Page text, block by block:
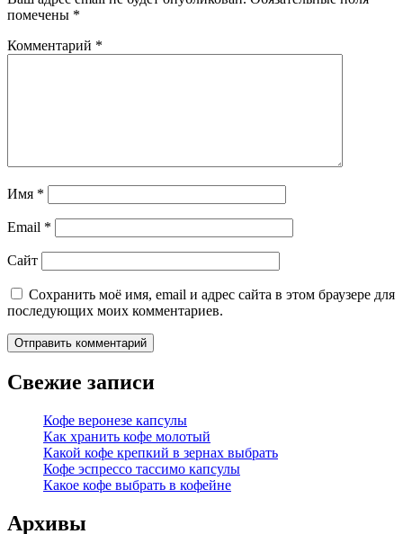
помечены *
Комментарий *
Имя *
Email *
Сайт
Сохранить моё имя, email и адрес сайта в этом браузере для
последующих моих комментариев.
Свежие записи
Кофе веронезе капсулы
Как хранить кофе молотый
Какой кофе крепкий в зернах выбрать
Кофе эспрессо тассимо капсулы
Какое кофе выбрать в кофейне
Архивы